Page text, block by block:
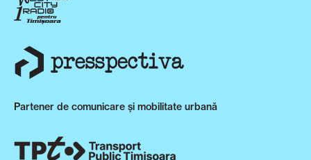
Partener de comunicare și mobilitate urbană